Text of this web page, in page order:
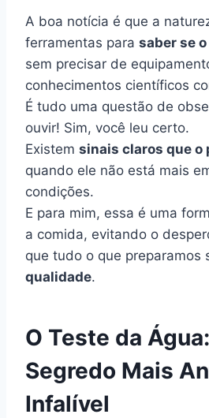
A boa notícia é que a
ferramentas para saber se
sem precisar de
conhecimentos científicos
É tudo uma questão de
ouvir! Sim, você leu certo.
Existem sinais claros que o
quando ele não está mais
condições.
E para mim, essa é uma
a comida, evitando o
que tudo o que preparamos
qualidade.
O Teste da
Segredo Mais
Infalível